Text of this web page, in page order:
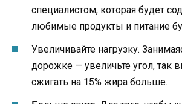
специалистом, которая будет
любимые продукты и питание
Увеличивайте нагрузку.
дорожке — увеличьте угол, так
сжигать на 15% жира больше.